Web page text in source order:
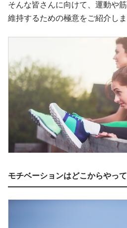
そんな皆さんに向けて、運動や
維持するための極意をご紹介しま
モチベーションはどこからやっ